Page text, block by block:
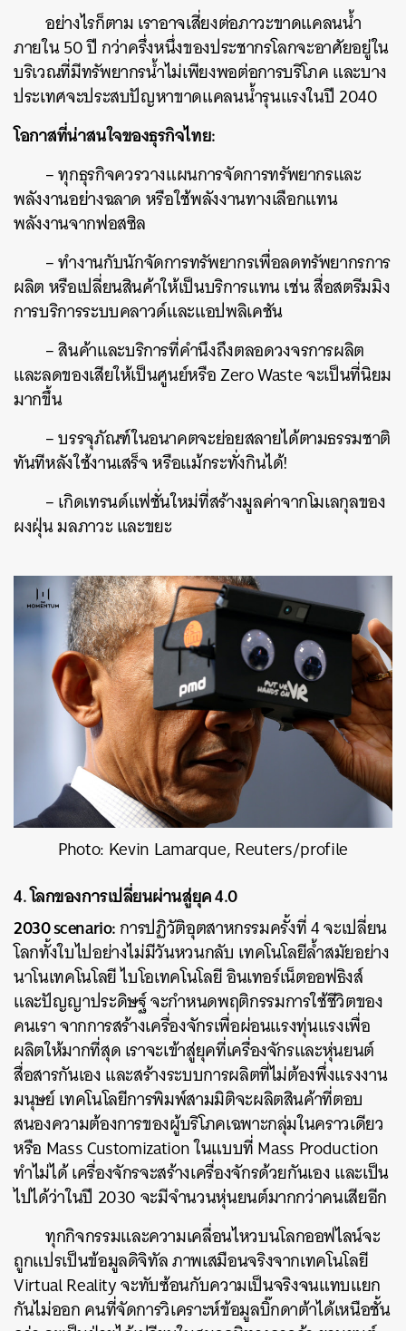
อย่างไรก็ตาม เราอาจเสี่ยงต่อภาวะขาดแคลนน้ำ
ภายใน 50 ปี กว่าครึ่งหนึ่งของประชากรโลกจะอาศัยอยู่ใน
บริเวณที่มีทรัพยากรน้ำไม่เพียงพอต่อการบริโภค และบาง
ประเทศจะประสบปัญหาขาดแคลนน้ำรุนแรงในปี 2040
โอกาสที่น่าสนใจของธุรกิจไทย:
– ทุกธุรกิจควรวางแผนการจัดการทรัพยากรและ
พลังงานอย่างฉลาด หรือใช้พลังงานทางเลือกแทน
พลังงานจากฟอสซิล
– ทำงานกับนักจัดการทรัพยากรเพื่อลดทรัพยากรการ
ผลิต หรือเปลี่ยนสินค้าให้เป็นบริการแทน เช่น สื่อสตรีมมิง
การบริการระบบคลาวด์และแอปพลิเคชัน
– สินค้าและบริการที่คำนึงถึงตลอดวงจรการผลิต
และลดของเสียให้เป็นศูนย์หรือ Zero Waste จะเป็นที่นิยม
มากขึ้น
– บรรจุภัณฑ์ในอนาคตจะย่อยสลายได้ตามธรรมชาติ
ทันทีหลังใช้งานเสร็จ หรือแม้กระทั่งกินได้!
– เกิดเทรนด์แฟชั่นใหม่ที่สร้างมูลค่าจากโมเลกุลของ
ผงฝุ่น มลภาวะ และขยะ
Photo: Kevin Lamarque, Reuters/profile
4. โลกของการเปลี่ยนผ่านสู่ยุค 4.0
2030 scenario:การปฏิวัติอุตสาหกรรมครั้งที่ 4 จะเปลี่ยน
โลกทั้งใบไปอย่างไม่มีวันหวนกลับ เทคโนโลยีล้ำสมัยอย่าง
นาโนเทคโนโลยี ไบโอเทคโนโลยี อินเทอร์เน็ตออฟธิงส์
และปัญญาประดิษฐ์ จะกำหนดพฤติกรรมการใช้ชีวิตของ
คนเรา จากการสร้างเครื่องจักรเพื่อผ่อนแรงทุ่นแรงเพื่อ
ผลิตให้มากที่สุด เราจะเข้าสู่ยุคที่เครื่องจักรและหุ่นยนต์
สื่อสารกันเอง และสร้างระบบการผลิตที่ไม่ต้องพึ่งแรงงาน
มนุษย์ เทคโนโลยีการพิมพ์สามมิติจะผลิตสินค้าที่ตอบ
สนองความต้องการของผู้บริโภคเฉพาะกลุ่มในคราวเดียว
หรือ Mass Customization ในแบบที่ Mass Production
ทำไม่ได้ เครื่องจักรจะสร้างเครื่องจักรด้วยกันเอง และเป็น
ไปได้ว่าในปี 2030 จะมีจำนวนหุ่นยนต์มากกว่าคนเสียอีก
ทุกกิจกรรมและความเคลื่อนไหวบนโลกออฟไลน์จะ
ถูกแปรเป็นข้อมูลดิจิทัล ภาพเสมือนจริงจากเทคโนโลยี
Virtual Reality จะทับซ้อนกับความเป็นจริงจนแทบแยก
กันไม่ออก คนที่จัดการวิเคราะห์ข้อมูลบิ๊กดาต้าได้เหนือชั้น
ค้นหา
SHARE TWEET LINE EMAIL